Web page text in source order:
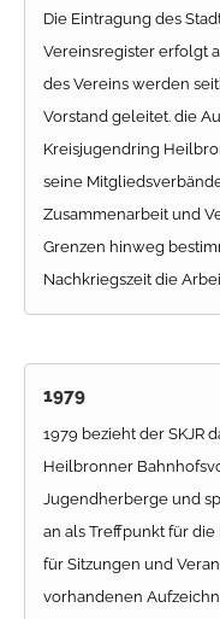
Die Eintragung des
Vereinsregister erfolgt
des Vereins werden
Vorstand geleitet. die
Kreisjugendring
seine
Zusammenarbeit und
Grenzen hinweg
Nachkriegszeit die
1979
1979 bezieht der SKJR
Heilbronner
Jugendherberge und
an als Treffpunkt für
für Sitzungen und
vorhandenen